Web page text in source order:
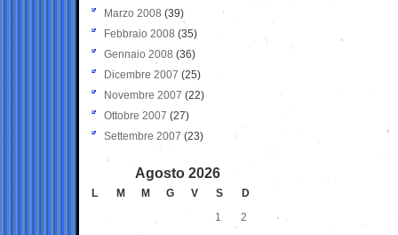
Marzo 2008 (39)
Febbraio 2008 (35)
Gennaio 2008 (36)
Dicembre 2007 (25)
Novembre 2007 (22)
Ottobre 2007 (27)
Settembre 2007 (23)
Agosto 2026
L M M G V S
D
1
2